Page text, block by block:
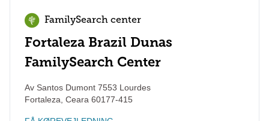
FamilySearch center
Fortaleza Brazil Dunas
FamilySearch Center
Av Santos Dumont 7553 Lourdes
Fortaleza Ceara 60177-415